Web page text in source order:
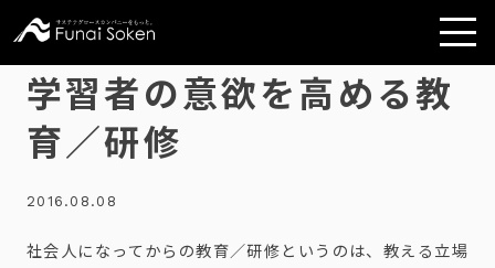
学習者の意欲を高める教
育／研修
2016.08.08
社会人になってからの教育／研修というのは、 教える立場